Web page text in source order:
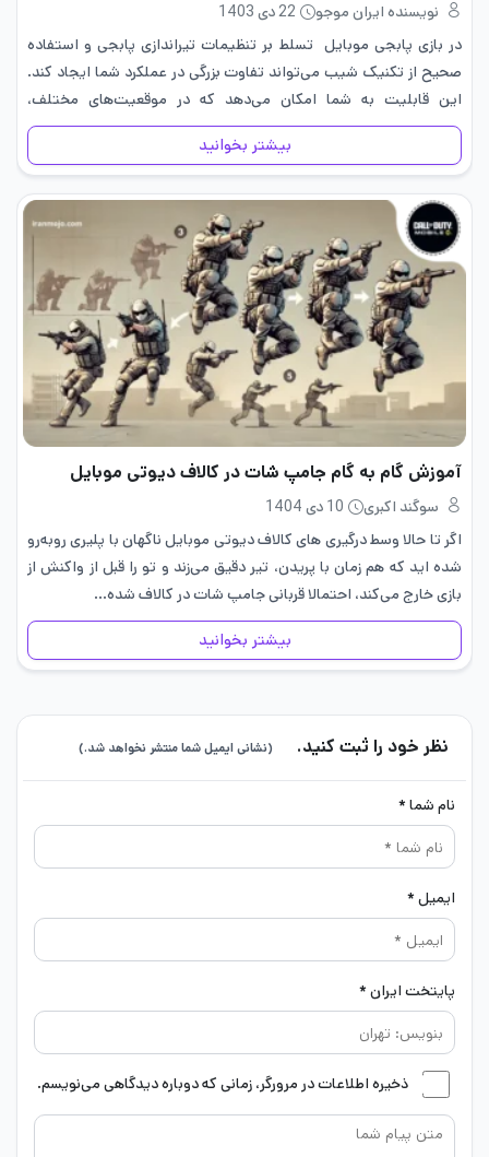
نویسنده ایران موجو
22 دی 1403
در بازی پابجی موبایل تسلط بر تنظیمات تیراندازی پابجی و استفاده
صحیح از تکنیک شیب می‌تواند تفاوت بزرگی در عملکرد شما ایجاد کند.
این قابلیت به شما امکان می‌دهد که در موقعیت‌های مختلف،
به‌خصوص هنگام استفاده از پوشش‌ها، دقت بیشتری…
بیشتر بخوانید
آموزش گام به گام جامپ شات در کالاف دیوتی موبایل
سوگند اکبری
10 دی 1404
اگر تا حالا وسط درگیری های کالاف دیوتی موبایل ناگهان با پلیری روبه‌رو
شده اید که هم زمان با پریدن، تیر دقیق می‌زند و تو را قبل از واکنش از
بازی خارج می‌کند، احتمالا قربانی جامپ شات در کالاف شده…
بیشتر بخوانید
نظر خود را ثبت کنید. (نشانی ایمیل شما منتشر نخواهد شد.)
نام شما *
ایمیل *
پایتخت ایران *
ذخیره اطلاعات در مرورگر، زمانی که دوباره دیدگاهی می‌نویسم.